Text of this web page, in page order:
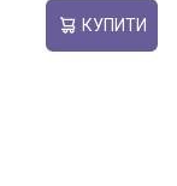
КУПИТИ